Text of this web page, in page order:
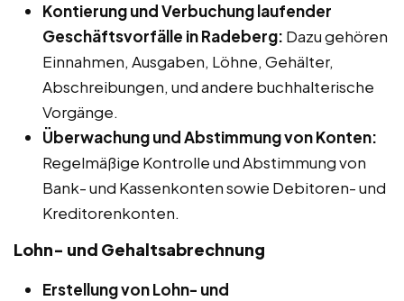
Kontierung und Verbuchung laufender
Geschäftsvorfälle in Radeberg: Dazu gehören
Einnahmen, Ausgaben, Löhne, Gehälter,
Abschreibungen, und andere buchhalterische
Vorgänge.
Überwachung und Abstimmung von Konten:
Regelmäßige Kontrolle und Abstimmung von
Bank- und Kassenkonten sowie Debitoren- und
Kreditorenkonten.
Lohn- und Gehaltsabrechnung
Erstellung von Lohn- und